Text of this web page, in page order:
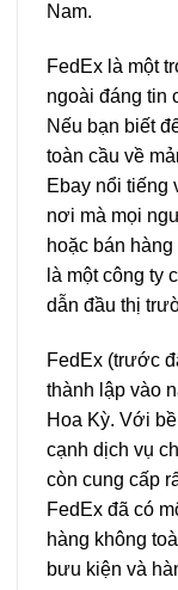
Nam.
FedEx là một
ngoài đáng tin
Nếu bạn biết
toàn cầu về
Ebay nổi tiếng
nơi mà mọi
hoặc bán
là một công ty
dẫn đầu thị
FedEx (trước
thành lập vào
Hoa Kỳ. Với
cạnh dịch vụ
còn cung cấp
FedEx đã có
hàng không
bưu kiện và